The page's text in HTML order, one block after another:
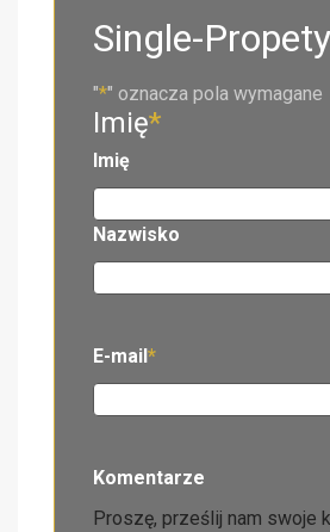
Single-
"*" oznacza pola wymagane
Imię*
Imię
Nazwisko
E-mail *
Komentarze
Proszę, prześlij nam swoje